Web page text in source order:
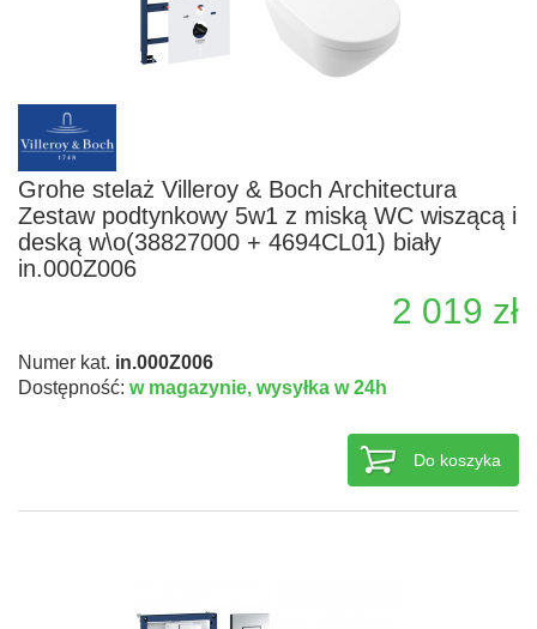
Grohe stelaż Villeroy & Boch Architectura
Zestaw podtynkowy 5w1 z miską WC wiszącą i
deską w\o(38827000 + 4694CL01) biały
in.000Z006
2 019 zł
Numer kat. in.000Z006
Dostępność: w magazynie, wysyłka w 24h
Do koszyka